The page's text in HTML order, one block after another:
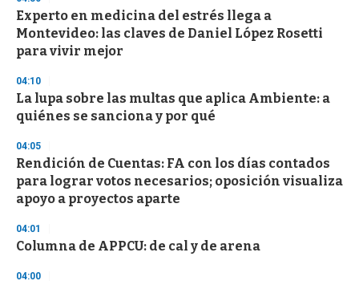
s
e
c
o
d
s
Experto en medicina del estrés llega a
Montevideo: las claves de Daniel López Rosetti
para vivir mejor
04:10
La lupa sobre las multas que aplica Ambiente: a
quiénes se sanciona y por qué
04:05
Rendición de Cuentas: FA con los días contados
para lograr votos necesarios; oposición visualiza
apoyo a proyectos aparte
04:01
Columna de APPCU: de cal y de arena
04:00